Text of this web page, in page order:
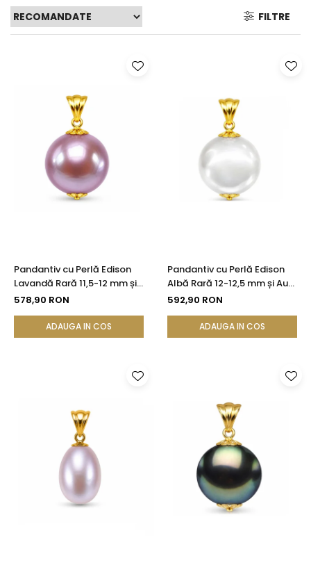
Seturi Perle cu Argint
Brățări cu Perle
FILTRE
Pandantiv cu Perlă Edison
Lavandă Rară 11,5-12 mm și
Aur 14K (aur 585) |
578,90 RON
ADAUGA IN COS
Pandantiv cu Perlă Edison
Albă Rară 12-12,5 mm și Aur
Galben 14K (aur 585) |
592,90 RON
ADAUGA IN COS